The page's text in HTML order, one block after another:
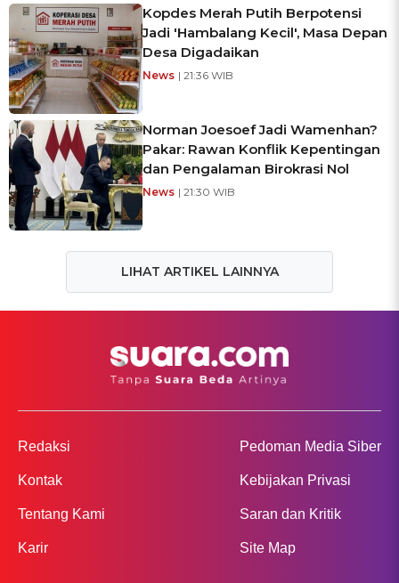
Kopdes Merah Putih Berpotensi
Jadi 'Hambalang Kecil', Masa Depan
Desa Digadaikan
News | 21:36 WIB
Norman Joesoef Jadi Wamenhan?
Pakar: Rawan Konflik Kepentingan
dan Pengalaman Birokrasi Nol
News | 21:30 WIB
LIHAT ARTIKEL LAINNYA
Redaksi
Kontak
Tentang Kami
Karir
Pedoman Media Siber
Kebijakan Privasi
Saran dan Kritik
Site Map